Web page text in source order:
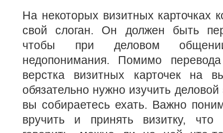
На некоторых визитных карточках
свой слоган. Он должен быть
чтобы при деловом
недопонимания. Помимо
верстка визитных карточек на
обязательно нужно изучить деловой
вы собираетесь ехать. Важно
вручить и принять визитку,